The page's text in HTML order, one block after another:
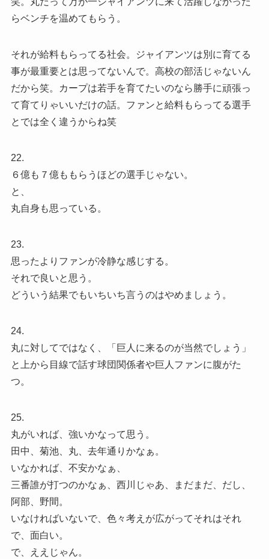
らベンチを温めてもらう。
それが給料もらってる社会。ジャイアンツは別に育てる
事が最重要とは思ってないんで。高校の部活じゃないん
だから笑。カープは若手を育てたいのなら勝手に頑張っ
て育てりゃいいだけの話。ファンと給料もらってる選手
とでは全く違うからね笑
22.
６億も７億ももらうほどの選手じゃない。
と、
丸自身も思っている。
23.
思ったよりファンが冷静な感じする。
それで良いと思う。
どういう結果でもいちいち言うのはやめましょう。
24.
丸に対してではなく、「巨人に来るのが当然でしょう」
と上から目線で話す球団関係者や巨人ファンに腹がた
つ。
25.
丸がいれば、強いかなって思う。
田中、菊池、丸、去年通りかなぁ。
いなかれば、不安かなぁ、
三番誰が打つのかなぁ、西川じゃあ、まだまだ、だし、
阿部、野間。
いなければいないで、色々考えが広がってそれはそれ
で、面白い。
で、ええじゃん。